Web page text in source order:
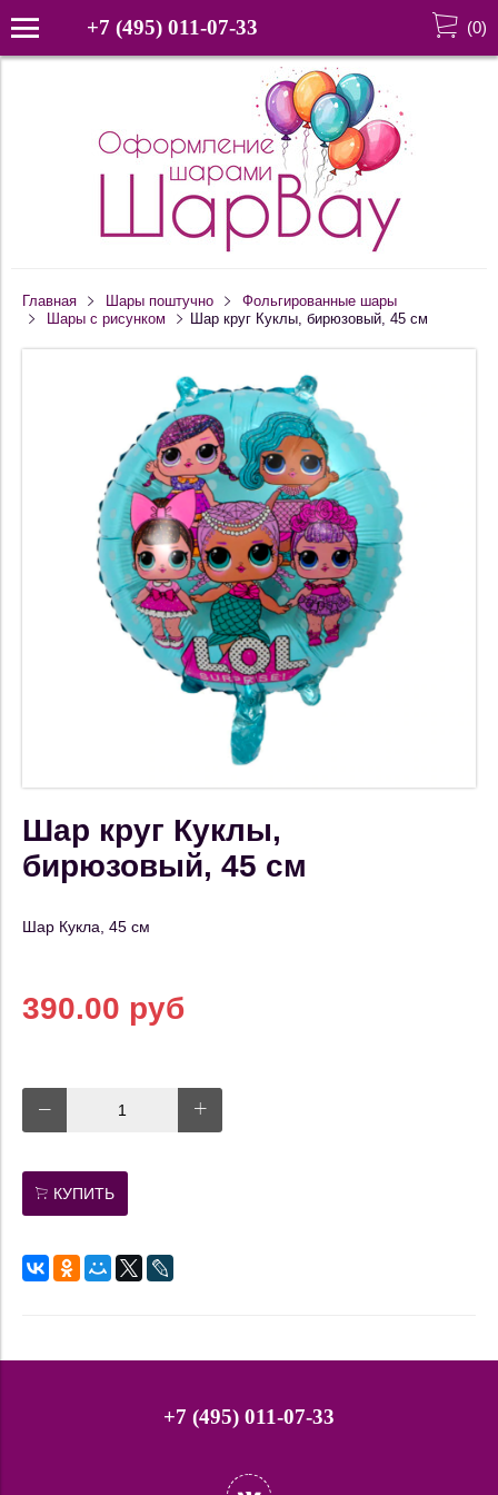
+7 (495) 011-07-33 (0)
Главная Шары поштучно
Фольгированные шары
Шары с рисунком
Шар круг Куклы, бирюзовый, 45 см
Шар круг Куклы,
бирюзовый, 45 см
Шар Кукла, 45 см
390.00 руб
КУПИТЬ
+7 (495) 011-07-33